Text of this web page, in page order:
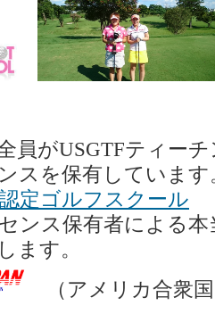
員がUSGTFティー
スを保有しています
定ゴルフスクール
ンス保有者による本
ます。
（アメリカ合衆